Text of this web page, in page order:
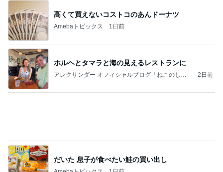
高くて買えないコストコのあんドーナツ
Amebaトピックス 1日前
ホルヘとタマラと海の見えるレストランに
アレクサンダー オフィシャルブログ「ねこのしっ
2日前
だいた 息子が食べたい鮭の買い出し